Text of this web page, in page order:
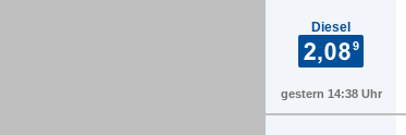
Diesel
gestern 14:38 Uhr